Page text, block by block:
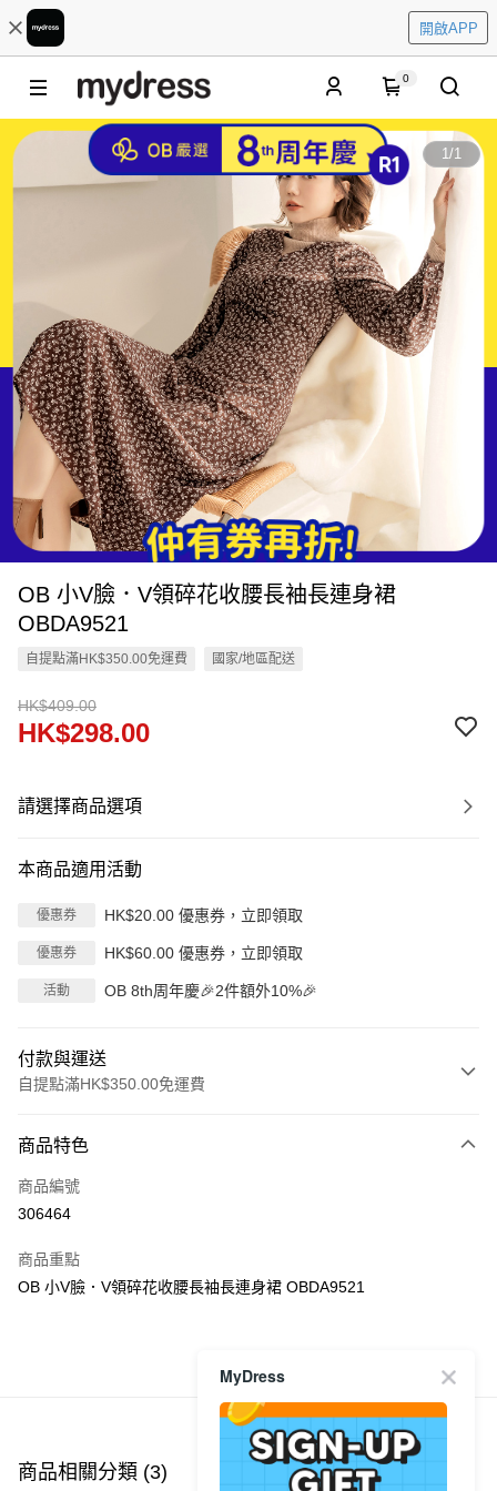
開啟APP
0
1/1
OB 小V臉．V領碎花收腰長袖長連身裙
OBDA9521
自提點滿HK$350.00免運費 國家/地區配送
HK$409.00
HK$298.00
請選擇商品選項
本商品適用活動
優惠券 HK$20.00 優惠券，立即領取
優惠券 HK$60.00 優惠券，立即領取
活動 OB 8th周年慶🎉2件額外10%🎉
付款與運送
自提點滿HK$350.00免運費
信用卡
Apple Pay
PayMe
每筆HK$40.00，滿HK$350.00或以上免運費
付款後順豐站及營業點
商品特色
商品編號
306464
商品重點
OB 小V臉．V領碎花收腰長袖長連身裙 OBDA9521
商品推薦
商品相關分類 (3)
MyDress